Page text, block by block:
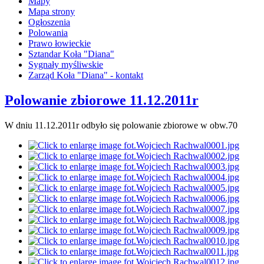
Mapa strony
Ogłoszenia
Polowania
Prawo łowieckie
Sztandar Koła "Diana"
Sygnały myśliwskie
Zarząd Koła "Diana" - kontakt
Polowanie zbiorowe 11.12.2011r
W dniu 11.12.2011r odbyło się polowanie zbiorowe w obw.70